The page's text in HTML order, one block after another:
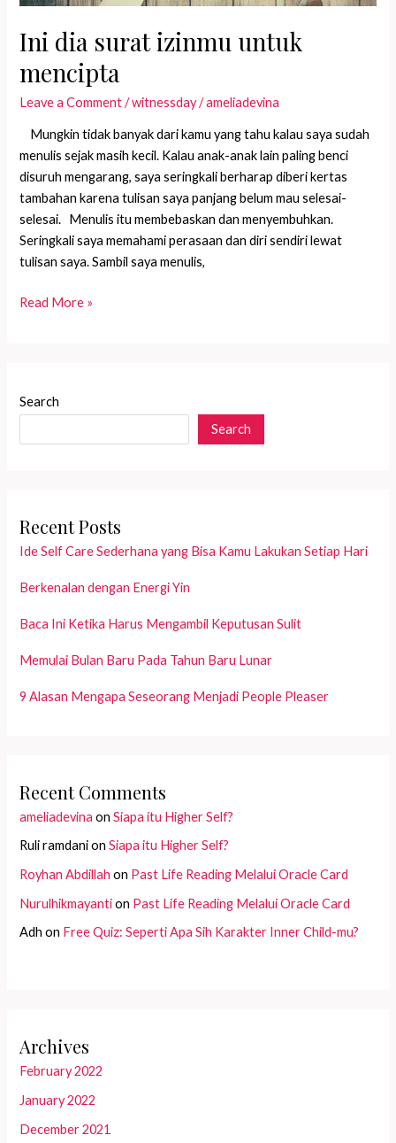
Ini dia surat izinmu untuk
mencipta
Leave a Comment /witnessday/ameliadevina
Mungkin tidak banyak dari kamu yang tahu kalau saya sudah
menulis sejak masih kecil. Kalau anak-anak lain paling benci
disuruh mengarang, saya seringkali berharap diberi kertas
tambahan karena tulisan saya panjang belum mau selesai-
selesai. Menulis itu membebaskan dan menyembuhkan.
Seringkali saya memahami perasaan dan diri sendiri lewat
tulisan saya. Sambil saya menulis,
Ini
mencipta
Read More »
Search
Search
Recent Posts
Ide Self Care Sederhana yang Bisa Kamu Lakukan Setiap Hari
Berkenalan dengan Energi Yin
Baca Ini Ketika Harus Mengambil Keputusan Sulit
Memulai Bulan Baru Pada Tahun Baru Lunar
9 Alasan Mengapa Seseorang Menjadi People Pleaser
Recent Comments
ameliadevina onSiapa itu Higher Self?
Ruli ramdanionSiapa itu Higher Self?
Royhan Abdillah on Past Life Reading Melalui Oracle Card
Nurulhikmayantion Past Life Reading Melalui Oracle Card
Adh on Free Quiz: Seperti Apa Sih Karakter Inner Child-mu?
Archives
February 2022
January 2022
December 2021